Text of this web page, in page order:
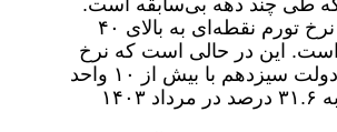
طی چند دهه بی‌سابقه است.
در حال حاضر نرخ تورم نقطه‌ای به بالای ۴۰
این در حالی است که نرخ
تورم در پایان دولت سیزدهم با بیش از ۱۰ واحد
درصد کاهش به ۳۱.۶ درصد در مرداد ۱۴۰۳